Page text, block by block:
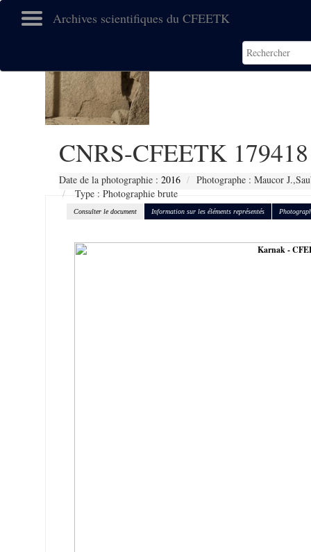
Archives scientifiques du CFEETK
CNRS-CFEETK 179418
Date de la photographie : 2016
Photographe : Maucor
Type : Photographie brute
Consulter le document Information sur les éléments représentés